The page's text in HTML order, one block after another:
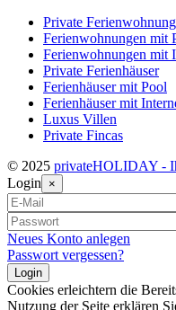
Private
Ferienwohnungen mit
Ferienwohnungen mit
Private Ferienhäuser
Ferienhäuser mit Pool
Ferienhäuser mit
Luxus Villen
Private Fincas
© 2025 privateHOLIDAY -
Login
×
Neues Konto anlegen
Passwort vergessen?
Cookies erleichtern die
Nutzung der Seite erklären